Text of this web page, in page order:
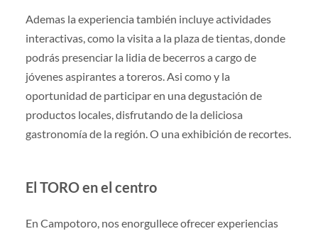
Ademas la experiencia también incluye actividades
interactivas, como la visita a la plaza de tientas, donde
podrás presenciar la lidia de becerros a cargo de
jóvenes aspirantes a toreros. Asi como y la
oportunidad de participar en una degustación de
productos locales, disfrutando de la deliciosa
gastronomía de la región. O una exhibición de recortes.
El TORO en el centro
En Campotoro, nos enorgullece ofrecer experiencias